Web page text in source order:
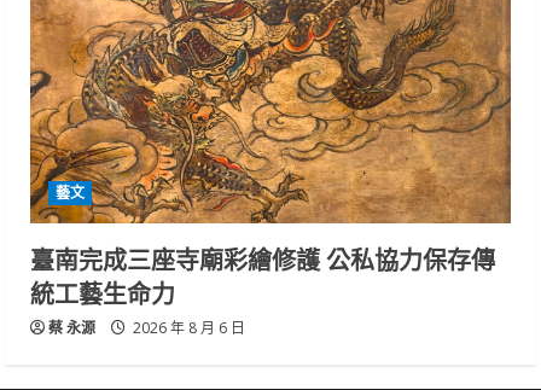
藝文
臺南完成三座寺廟彩繪修護 公私協力保存傳
統工藝生命力
蔡 永源 2026 年 8 月 6 日